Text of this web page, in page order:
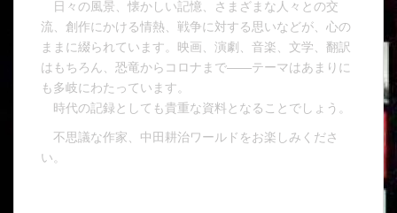
日々の風景、懐かしい記憶、さまざまな人々との交
流、創作にかける情熱、戦争に対する思いなどが、心の
ままに綴られています。映画、演劇、音楽、文学、翻訳
はもちろん、恐竜からコロナまで――テーマはあまりに
も多岐にわたっています。
時代の記録としても貴重な資料となることでしょう。
不思議な作家、中田耕治ワールドをお楽しみくださ
い。